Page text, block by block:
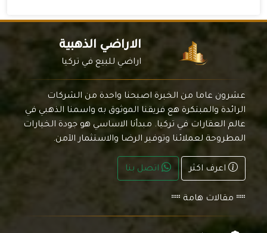
الاراضي الذهبية
اراضي للبيع في تركيا
عشرون عاما من الخبرة اصبحنا واحدة من الشركات
الرائدة والمبتكرة هع فريقنا الموثوق به واسمنا الذهبي في
عالم العقارات في تركيا. مبدأنا الاساسي هو جودة الخيارات
المطروحة لعملائنا وتوفير الرضا والاستثمار الآمن.
اعرف اكثر اتصل بنا
مقالات هامة